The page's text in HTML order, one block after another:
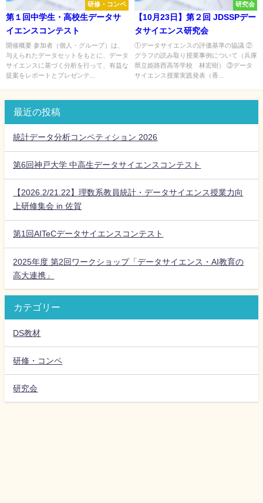
研修・コンペ
第１回中学生・高校生データサ
イエンスコンテスト
開催概要 参加者（個人・グループ）は、
与えられたデータセットをもとに、データ
サイエンスに基づく分析を行って、有益な
提案をレポートとプレゼンテ...
研究会
【10月23日】第２回 JDSSPデー
タサイエンス研究会
①データサイエンスの評価基準の協議 ②
グラフの読み取り授業事例について（兵庫
県立姫路西高等学校 林宏樹） ③データ
サイエンス授業実践発表（香...
最近の投稿
統計データ分析コンペティション 2026
第6回神戸大学 中高生データサイエンスコンテスト
【2026.2/21.22】理数系教員統計・データサイエンス授業力向
上研修集会 in 佐賀
第1回AITeCデータサイエンスコンテスト
2025年度 第2回ワークショップ「データサイエンス・AI教育の
高大連携」
カテゴリー
DS教材
研修・コンペ
研究会